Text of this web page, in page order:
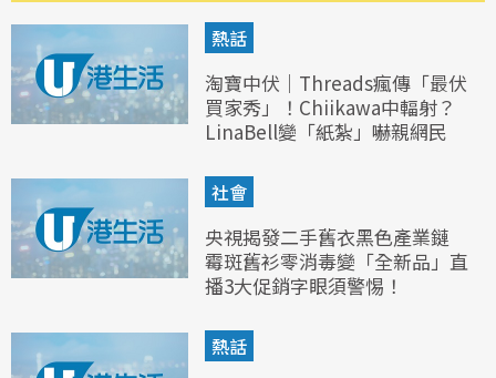
熱話
淘寶中伏｜Threads瘋傳「最伏
買家秀」！Chiikawa中輻射？
LinaBell變「紙紮」嚇親網民
社會
央視揭發二手舊衣黑色產業鏈
霉斑舊衫零消毒變「全新品」直
播3大促銷字眼須警惕！
熱話